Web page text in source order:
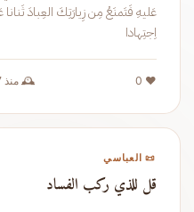
اِجتِهادا
❤️ 0 🕰️ منذ 677 عام
📜 العباسي
قل للذي ركب الفساد